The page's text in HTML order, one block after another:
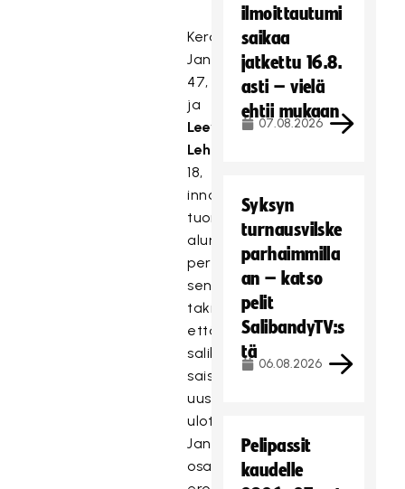
Keravalaiset
Jani,
47,
ja
Leevi
Lehtinen,
18,
innostuivat
tuomaroinnista
alun
perin
sen
takia,
että
salibandyharrastukseen
saisi
uusia
ulottuvuuksia.
Jani
osallistui
ilmoittautumi
saikaa
jatkettu 16.8.
asti – vielä
ehtii mukaan
07.08.2026
Syksyn
turnausvilske
parhaimmilla
an – katso
pelit
SalibandyTV:s
tä
06.08.2026
Pelipassit
kaudelle